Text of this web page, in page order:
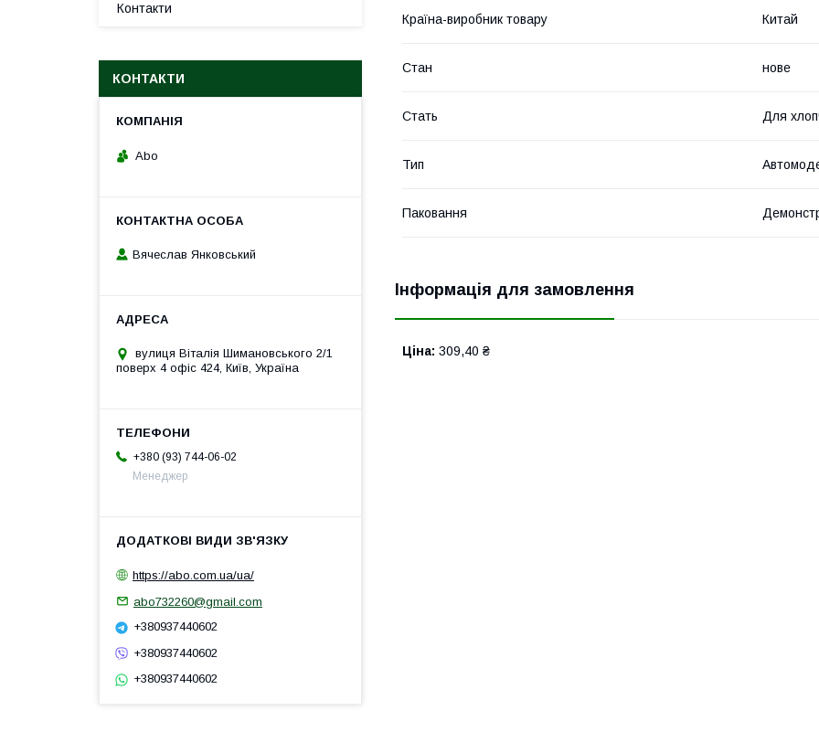
Країна-виробник товару Китай
Стан нове
Стать Для
Тип
Паковання
Інформація для замовлення
Ціна: 309,40 ₴
Контакти
КОНТАКТИ
Abo
Вячеслав Янковський
вулиця Віталія Шимановського 2/1
поверх 4 офіс 424, Київ, Україна
+380 (93) 744-06-02
Менеджер
https://abo.com.ua/ua/
abo732260@gmail.com
+380937440602
+380937440602
+380937440602